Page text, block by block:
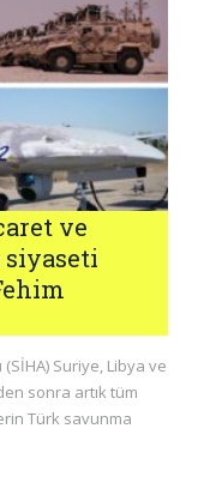
ve
siyaseti
Suriye, Libya ve
sonra artık tüm
Türk savunma